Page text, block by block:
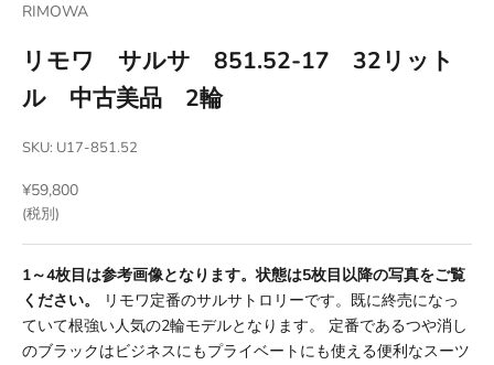
RIMOWA
リモワ サルサ 851.52-17 32リット
ル 中古美品 2輪
SKU: U17-851.52
セール価格
¥59,800
(税別)
1～4枚目は参考画像となります。状態は5枚目以降の写真をご覧
ください。
リモワ定番のサルサトロリーです。既に終売になっ
ていて根強い人気の2輪モデルとなります。 定番であるつや消し
のブラックはビジネスにもプライベートにも使える便利なスーツ